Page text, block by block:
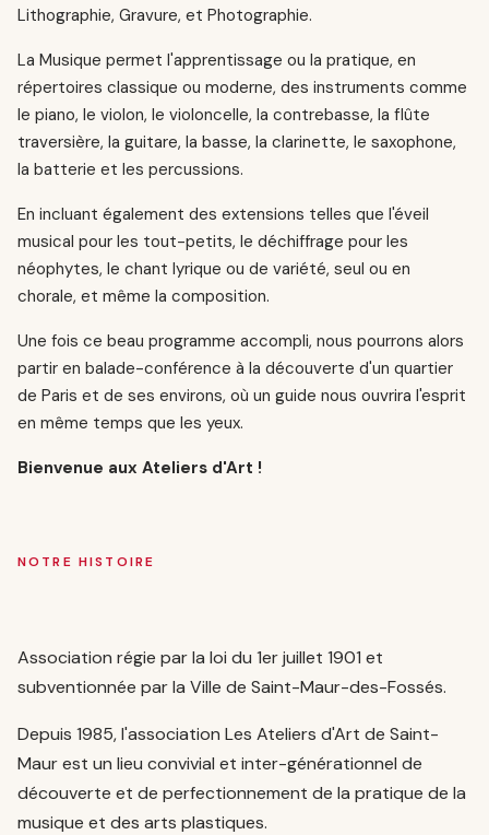
Lithographie, Gravure, et Photographie.
La Musique permet l'apprentissage ou la pratique, en
répertoires classique ou moderne, des instruments comme
le piano, le violon, le violoncelle, la contrebasse, la flûte
traversière, la guitare, la basse, la clarinette, le saxophone,
la batterie et les percussions.
En incluant également des extensions telles que l'éveil
musical pour les tout-petits, le déchiffrage pour les
néophytes, le chant lyrique ou de variété, seul ou en
chorale, et même la composition.
Une fois ce beau programme accompli, nous pourrons alors
partir en balade-conférence à la découverte d'un quartier
de Paris et de ses environs, où un guide nous ouvrira l'esprit
en même temps que les yeux.
Bienvenue aux Ateliers d'Art !
NOTRE HISTOIRE
Association régie par la loi du 1er juillet 1901 et
subventionnée par la Ville de Saint-Maur-des-Fossés.
Depuis 1985, l'association Les Ateliers d'Art de Saint-
Maur est un lieu convivial et inter-générationnel de
découverte et de perfectionnement de la pratique de la
musique et des arts plastiques.